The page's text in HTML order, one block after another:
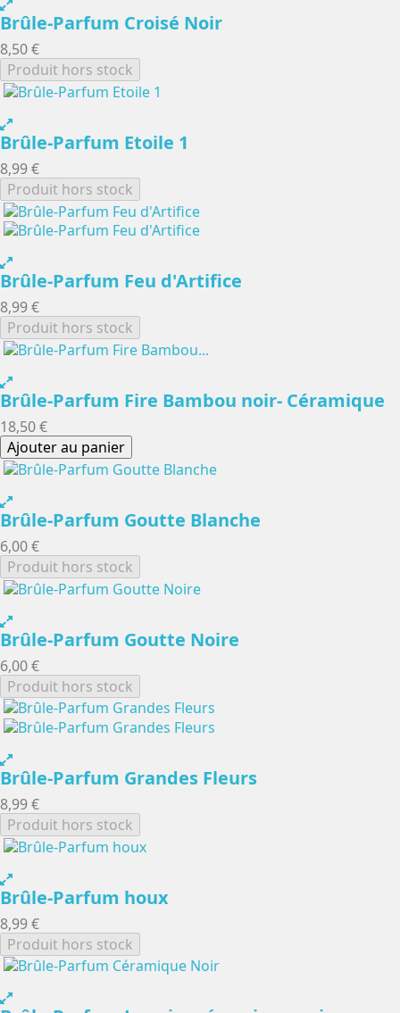
Brûle-Parfum Croisé Noir
8,50 €
Produit hors stock
Brûle-Parfum Etoile 1
8,99 €
Produit hors stock
Brûle-Parfum Feu d'Artifice
8,99 €
Produit hors stock
Brûle-Parfum Fire Bambou noir- Céramique
18,50 €
Ajouter au panier
Brûle-Parfum Goutte Blanche
6,00 €
Produit hors stock
Brûle-Parfum Goutte Noire
6,00 €
Produit hors stock
Brûle-Parfum Grandes Fleurs
8,99 €
Produit hors stock
Brûle-Parfum houx
8,99 €
Produit hors stock